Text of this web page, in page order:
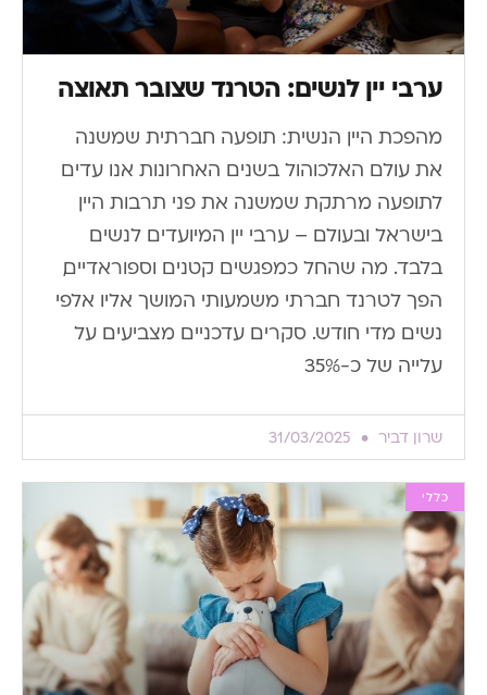
ערבי יין לנשים: הטרנד שצובר תאוצה
מהפכת היין הנשית: תופעה חברתית שמשנה
את עולם האלכוהול בשנים האחרונות אנו עדים
לתופעה מרתקת שמשנה את פני תרבות היין
בישראל ובעולם – ערבי יין המיועדים לנשים
בלבד. מה שהחל כמפגשים קטנים וספוראדיים,
הפך לטרנד חברתי משמעותי המושך אליו אלפי
נשים מדי חודש. סקרים עדכניים מצביעים על
עלייה של כ-35%
שרון דביר
כללי